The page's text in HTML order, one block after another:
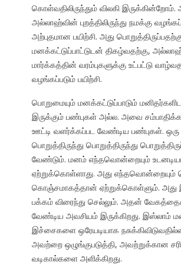
கொள்வதிலிருந்தும் விலகி இருக்கின்றோம்.
அல்லாஹ்வின் புறத்திலிருந்து நமக்கு
அற்புதமான பயிற்சி. அது
மனக்கட்டுப்பாட்டுடன் திகழ்வதற்கு,
மார்க்கத்தின் வரம்புகளுக்கு உட்பட்டு
வழங்கப்படும் பயிற்சி.
பொறுமையும் மனக்கட்டுப்பாடும்
இருக்கும் பண்புகள் அல்ல. அவை
ஊட்டி வளர்க்கப்பட வேண்டிய பண்புகள்.
பொறுத்திருந்து பொறுத்திருந்து
வேண்டும். மனம் எந்தவொன்றையும்
ஏற்றுக்கொள்ளாது. அது
கொஞ்சமாகத்தான் ஏற்றுக்கொள்ளும். அது
பக்கம் விரைந்து செல்லும். அதன்
வேண்டிய அவசியம் இருக்கிறது. இஸ்லாம்
இச்சைகளை ஒரேயடியாக
அவற்றை ஒழுங்குபடுத்தி, அவற்றுக்கான
வடிகால்களை அளிக்கிறது.